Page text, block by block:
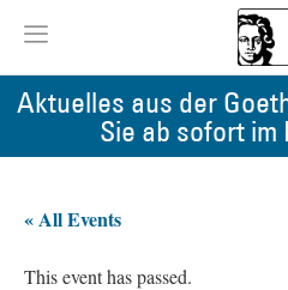
Aktuelles aus der
Sie ab sofort
« All Events
This event has passed.